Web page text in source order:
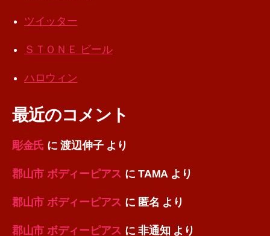
ツイッター
ＳＴＯＮＥ ビール
ハロウィン
最近のコメント
彫金氏 に渡辺伸子より
郡山市 ボディーピアス にTAMAより
郡山市 ボディーピアス に 匿名 より
郡山市 ボディーピアス に非通知 より